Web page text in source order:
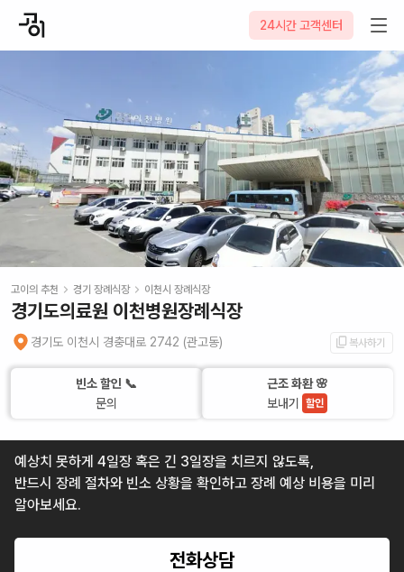
24시간 고객센터
고이의 추천 경기 장례식장 이천시 장례식장
경기도의료원 이천병원장례식장
경기도 이천시 경충대로 2742 (관고동) 복사하기
빈소 할인 📞
문의
근조 화환 🌸
보내기
할인
예상치 못하게 4일장 혹은 긴 3일장을 치르지 않도록,
반드시 장례 절차와 빈소 상황을 확인하고 장례 예상 비용을 미리
알아보세요.
전화상담